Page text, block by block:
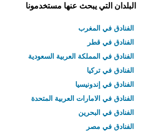
البلدان التي يبحث عنها مستخدمونا
الفنادق في المغرب
الفنادق في قطر
الفنادق في المملكة العربية السعودية
الفنادق في تركيا
الفنادق في إندونيسيا
الفنادق في الامارات العربية المتحدة
الفنادق في البحرين
الفنادق في مصر